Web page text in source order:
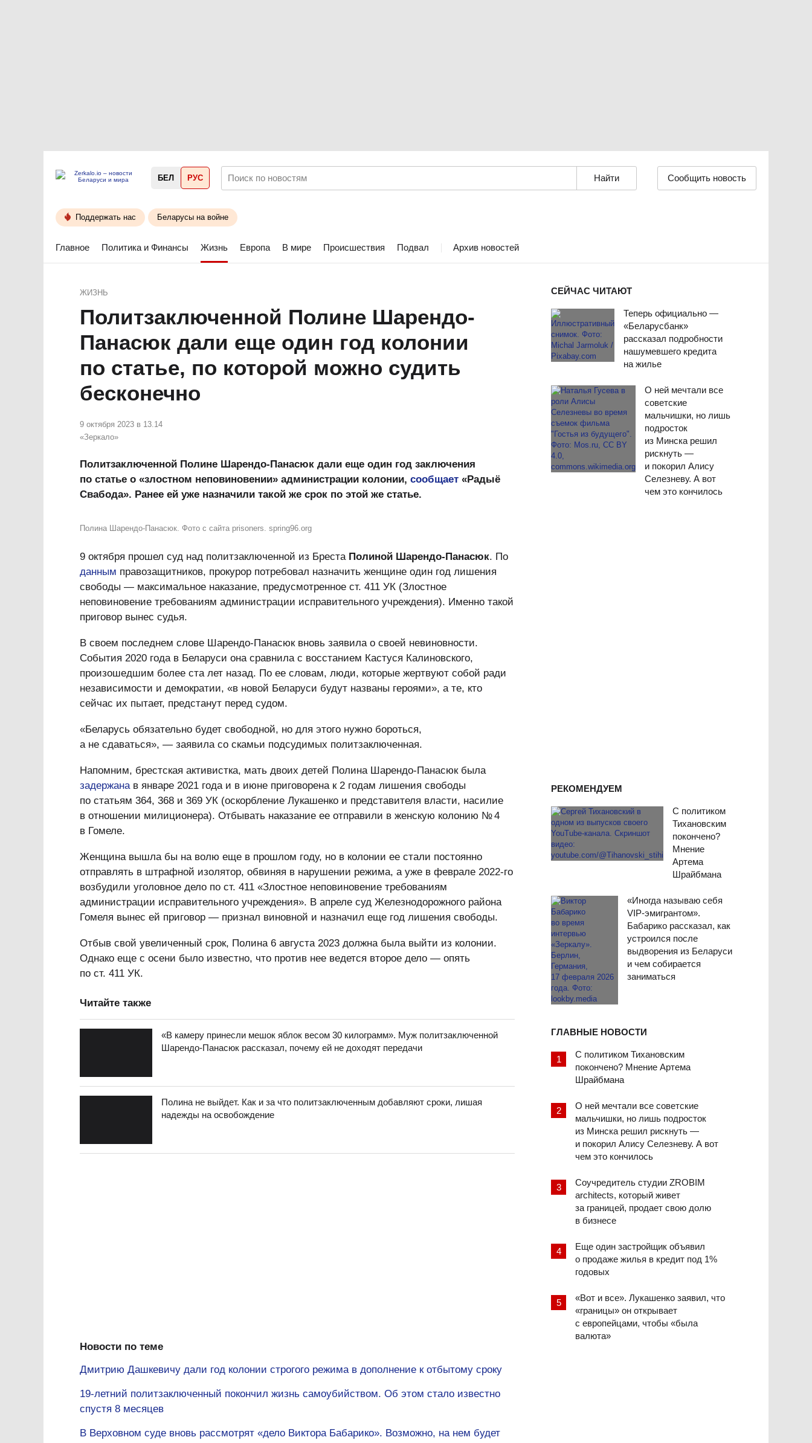
БЕЛ РУС Сообщить новость
Поддержать нас Беларусы на войне
Главное Политика и Финансы Жизнь Европа В мире Происшествия Подвал Архив новостей
СЕЙЧАС ЧИТАЮТ
Теперь официально —
«Беларусбанк»
рассказал подробности
нашумевшего кредита
на жилье
О ней мечтали все
советские
мальчишки, но лишь
подросток
из Минска решил
рискнуть —
и покорил Алису
Селезневу. А вот
чем это кончилось
РЕКОМЕНДУЕМ
С политиком
Тихановским
покончено?
Мнение
Артема
Шрайбмана
«Иногда называю себя
VIP-эмигрантом».
Бабарико рассказал, как
устроился после
выдворения из Беларуси
и чем собирается
заниматься
ГЛАВНЫЕ НОВОСТИ
С политиком Тихановским
покончено? Мнение Артема
Шрайбмана
О ней мечтали все советские
мальчишки, но лишь подросток
из Минска решил рискнуть —
и покорил Алису Селезневу. А вот
чем это кончилось
Соучредитель студии ZROBIM
architects, который живет
за границей, продает свою долю
в бизнесе
Еще один застройщик объявил
о продаже жилья в кредит под 1%
годовых
«Вот и все». Лукашенко заявил, что
«границы» он открывает
с европейцами, чтобы «была
валюта»
ЖИЗНЬ
Политзаключенной Полине Шарендо-
Панасюк дали еще один год колонии
по статье, по которой можно судить
бесконечно
9 октября 2023 в 13.14
«Зеркало»
Политзаключенной Полине Шарендо-Панасюк дали еще один год заключения
по статье о «злостном неповиновении» администрации колонии, сообщает «Радыё
Свабода». Ранее ей уже назначили такой же срок по этой же статье.
Полина Шарендо-Панасюк. Фото с сайта prisoners. spring96.org
9 октября прошел суд над политзаключенной из Бреста Полиной Шарендо-Панасюк. По
данным правозащитников, прокурор потребовал назначить женщине один год лишения
свободы — максимальное наказание, предусмотренное ст. 411 УК (Злостное
неповиновение требованиям администрации исправительного учреждения). Именно такой
приговор вынес судья.
В своем последнем слове Шарендо-Панасюк вновь заявила о своей невиновности.
События 2020 года в Беларуси она сравнила с восстанием Кастуся Калиновского,
произошедшим более ста лет назад. По ее словам, люди, которые жертвуют собой ради
независимости и демократии, «в новой Беларуси будут названы героями», а те, кто
сейчас их пытает, предстанут перед судом.
«Беларусь обязательно будет свободной, но для этого нужно бороться,
а не сдаваться», — заявила со скамьи подсудимых политзаключенная.
Напомним, брестская активистка, мать двоих детей Полина Шарендо-Панасюк была
задержанав январе 2021 года и в июне приговорена к 2 годам лишения свободы
по статьям 364, 368 и 369 УК (оскорбление Лукашенко и представителя власти, насилие
в отношении милиционера). Отбывать наказание ее отправили в женскую колонию № 4
в Гомеле.
Женщина вышла бы на волю еще в прошлом году, но в колонии ее стали постоянно
отправлять в штрафной изолятор, обвиняя в нарушении режима, а уже в феврале 2022-го
возбудили уголовное дело по ст. 411 «Злостное неповиновение требованиям
администрации исправительного учреждения». В апреле суд Железнодорожного района
Гомеля вынес ей приговор — признал виновной и назначил еще год лишения свободы.
Отбыв свой увеличенный срок, Полина 6 августа 2023 должна была выйти из колонии.
Однако еще с осени было известно, что против нее ведется второе дело — опять
по ст. 411 УК.
Читайте также
«В камеру принесли мешок яблок весом 30 килограмм». Муж политзаключенной
Шарендо-Панасюк рассказал, почему ей не доходят передачи
Полина не выйдет. Как и за что политзаключенным добавляют сроки, лишая
надежды на освобождение
Новости по теме
Дмитрию Дашкевичу дали год колонии строгого режима в дополнение к отбытому сроку
19-летний политзаключенный покончил жизнь самоубийством. Об этом стало известно
спустя 8 месяцев
В Верховном суде вновь рассмотрят «дело Виктора Бабарико». Возможно, на нем будет